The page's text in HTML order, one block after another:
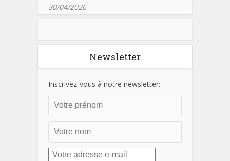
30/04/2026
Newsletter
Inscrivez-vous à notre newsletter: